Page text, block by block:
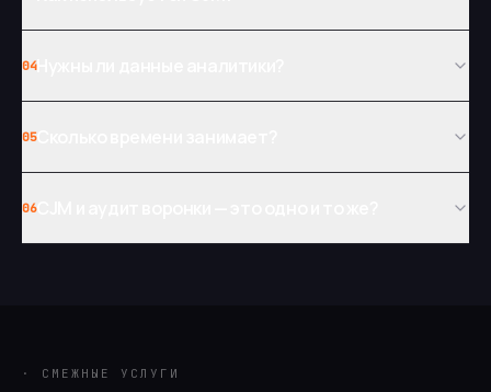
04Нужны ли данные аналитики?
05Сколько времени занимает?
06CJM и аудит воронки — это одно и то же?
· СМЕЖНЫЕ УСЛУГИ